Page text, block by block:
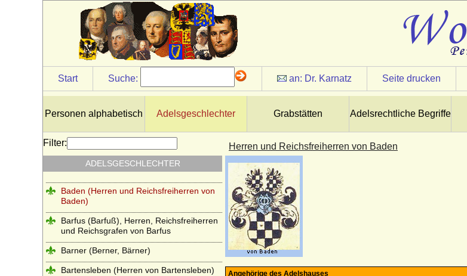
Start Suche: an: Dr. Karnatz Seite drucken
Personen alphabetisch Adelsgeschlechter Grabstätten Adelsrechtliche Begriffe
Herren und Reichsfreiherren von Baden
Angehörige des Adelshauses
Filter:
ADELSGESCHLECHTER
Arnim
Arpaden
Ascheberg (Herren, Freiherren und
Grafen von Ascheberg)
Askanier
von der Asseburg)
Babenberger (Fränkische Babenberger,
Ältere Babenberger, Popponen)
Babenberger (Jüngere Babenberger,
Österreichische Babenberger)
Baden (Herren und Reichsfreiherren von
Baden)
Barfus (Barfuß), Herren, Reichsfreiherren
und Reichsgrafen von Barfus
Barner (Berner, Bärner)
Bartensleben (Herren von Bartensleben)